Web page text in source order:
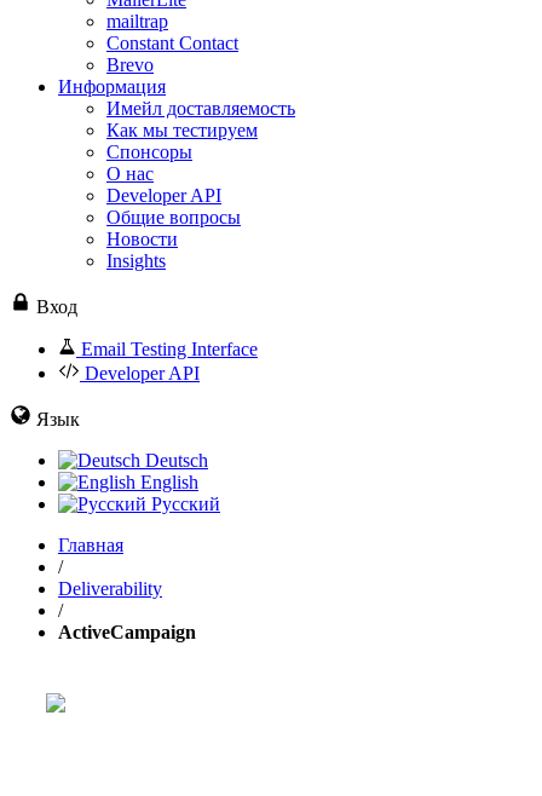
mailtrap
Constant Contact
Brevo
Информация
Имейл доставляемость
Как мы тестируем
Спонсоры
О нас
Developer API
Общие вопросы
Новости
Insights
Вход
Email Testing Interface
Developer API
Язык
Deutsch
English
Русский
Главная
/
Deliverability
/
ActiveCampaign